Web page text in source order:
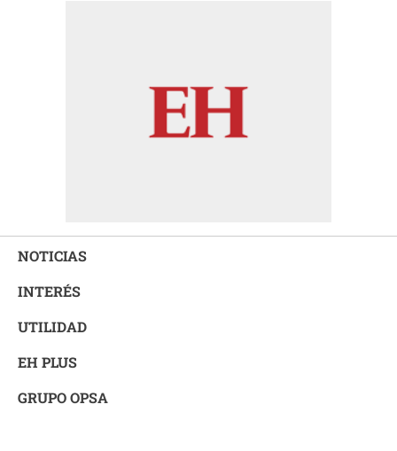
NOTICIAS
INTERÉS
UTILIDAD
EH PLUS
GRUPO OPSA